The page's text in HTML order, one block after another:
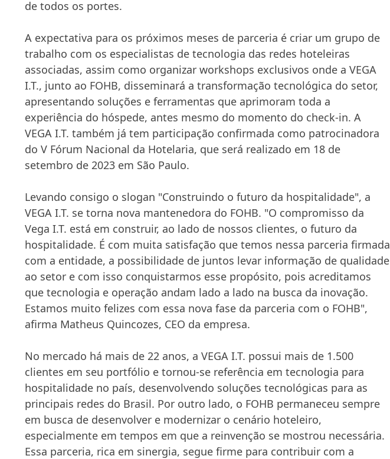
de todos os portes.
A expectativa para os próximos meses de parceria é criar um grupo de
trabalho com os especialistas de tecnologia das redes hoteleiras
associadas, assim como organizar workshops exclusivos onde a VEGA
I.T., junto ao FOHB, disseminará a transformação tecnológica do setor,
apresentando soluções e ferramentas que aprimoram toda a
experiência do hóspede, antes mesmo do momento do check-in. A
VEGA I.T. também já tem participação confirmada como patrocinadora
do V Fórum Nacional da Hotelaria, que será realizado em 18 de
setembro de 2023 em São Paulo.
Levando consigo o slogan "Construindo o futuro da hospitalidade", a
VEGA I.T. se torna nova mantenedora do FOHB. "O compromisso da
Vega I.T. está em construir, ao lado de nossos clientes, o futuro da
hospitalidade. É com muita satisfação que temos nessa parceria firmada
com a entidade, a possibilidade de juntos levar informação de qualidade
ao setor e com isso conquistarmos esse propósito, pois acreditamos
que tecnologia e operação andam lado a lado na busca da inovação.
Estamos muito felizes com essa nova fase da parceria com o FOHB",
afirma Matheus Quincozes, CEO da empresa.
No mercado há mais de 22 anos, a VEGA I.T. possui mais de 1.500
clientes em seu portfólio e tornou-se referência em tecnologia para
hospitalidade no país, desenvolvendo soluções tecnológicas para as
principais redes do Brasil. Por outro lado, o FOHB permaneceu sempre
em busca de desenvolver e modernizar o cenário hoteleiro,
especialmente em tempos em que a reinvenção se mostrou necessária.
Essa parceria, rica em sinergia, segue firme para contribuir com a